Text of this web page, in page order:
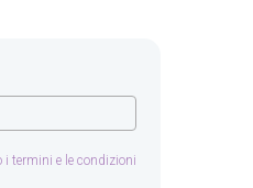
i termini e le condizioni